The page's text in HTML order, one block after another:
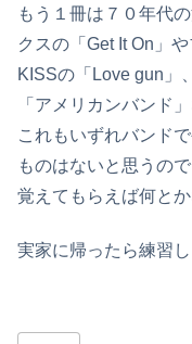
もう１冊は７０年代
クスの「Get It On」
KISSの「Love gun」
「アメリカンバンド
これもいずれバンド
ものはないと思うの
覚えてもらえば何とか
実家に帰ったら練習